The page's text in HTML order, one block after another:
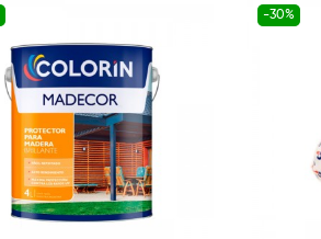
-30%